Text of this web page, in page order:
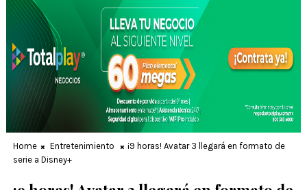
Home Entretenimiento
¡9 horas! Avatar 3 llegará en formato de
serie a Disney+